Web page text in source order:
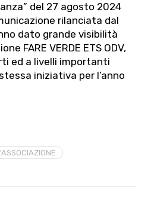
del 27 agosto 2024
rilanciata dal
dato grande visibilità
FARE VERDE ETS ODV,
ed a livelli importanti
iniziativa per l’anno